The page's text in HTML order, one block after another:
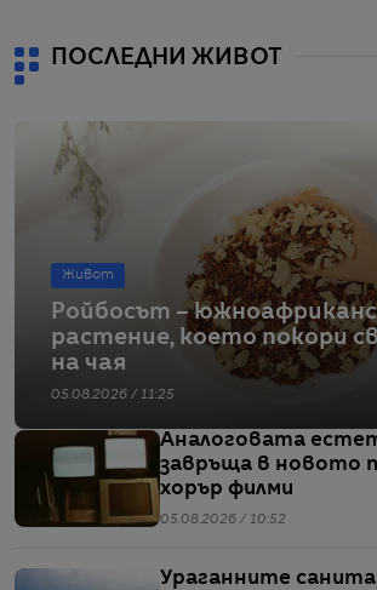
ПОСЛЕДНИ ЖИВОТ
Живот
Ройбосът –
растение, което покори
на чая
05.08.2026 / 11:25
Аналоговата
завръща в новото
хорър филми
05.08.2026 / 10:52
Ураганните